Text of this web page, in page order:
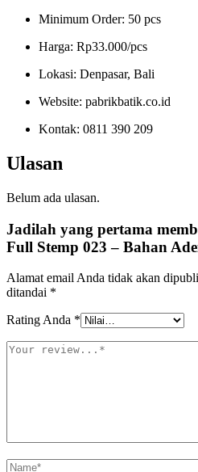
Minimum Order: 50 pcs
Harga: Rp33.000/pcs
Lokasi: Denpasar, Bali
Website: pabrikbatik.co.id
Kontak: 0811 390 209
Ulasan
Belum ada ulasan.
Jadilah yang pertama
Full Stemp 023 – Bahan
Alamat email Anda tidak akan
ditandai *
Rating Anda *